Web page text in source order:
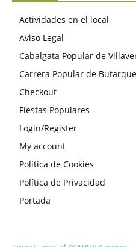
Actividades en el local
Aviso Legal
Cabalgata Popular de
Carrera Popular de Butarque
Checkout
Fiestas Populares
Login/Register
My account
Política de Cookies
Política de Privacidad
Portada